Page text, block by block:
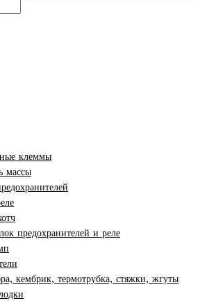
клеммы
массы
предохранителей и реле
кембрик, термотрубка, стяжки, жгуты